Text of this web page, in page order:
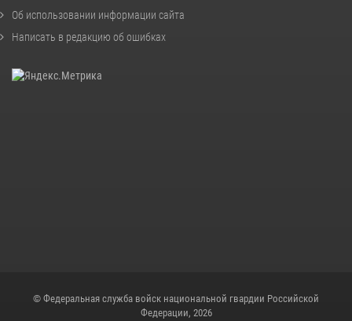
Об использовании информации сайта
Написать в редакцию об ошибках
© Федеральная служба войск национальной гвардии Российской
Федерации, 2026